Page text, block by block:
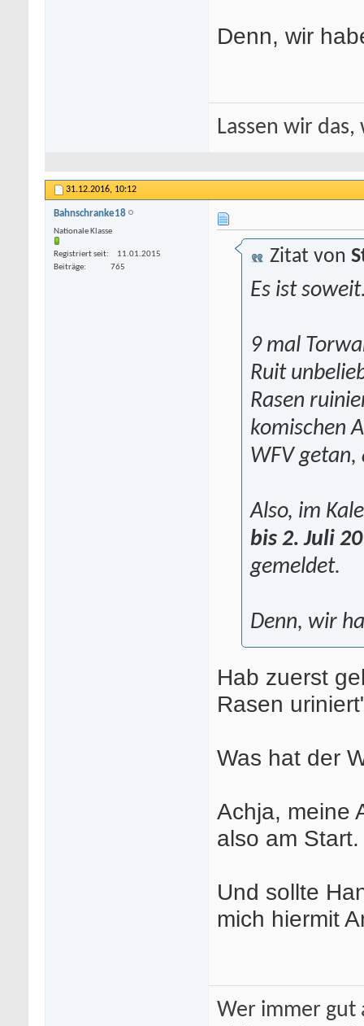
Denn, wir
Lassen wir
31.12.2016, 10:12
Bahnschranke18
Nationale Klasse
Registriert seit
11.01.2015
Beiträge
765 Zitat von
Es ist
9 mal
Ruit
Rasen
komischen
WFV getan,
Also, im
bis 2. Juli
gemeldet.
Denn, wir
Hab zuerst
Rasen
Was hat der
Achja, meine
also am Start.
Und sollte
mich hiermit
Wer immer gut